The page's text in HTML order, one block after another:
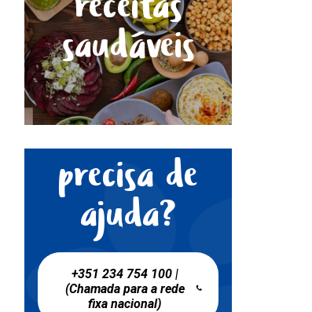
saudáveis
precisa de
ajuda?
+351 234 754 100 |
(Chamada para a rede
fixa nacional)